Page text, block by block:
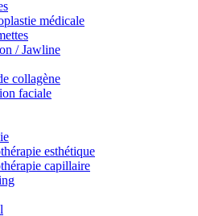
médicale
/ Jawline
collagène
faciale
esthétique
capillaire